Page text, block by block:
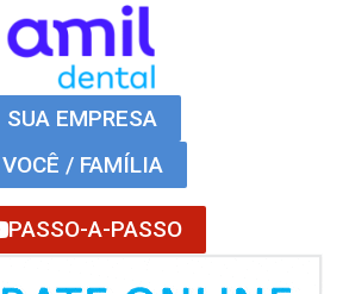
SUA EMPRESA
VOCÊ / FAMÍLIA
PASSO-A-PASSO